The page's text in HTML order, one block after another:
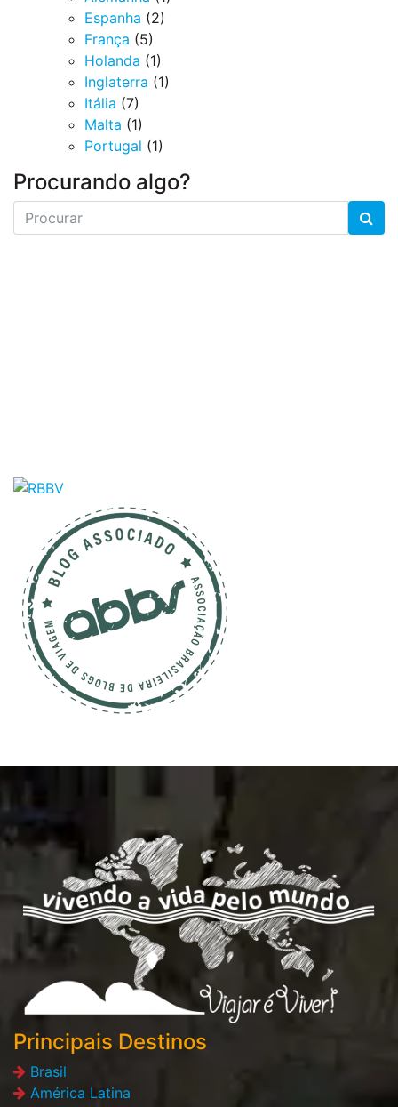
Espanha (2)
França (5)
Holanda (1)
Inglaterra (1)
Itália (7)
Malta (1)
Portugal (1)
Procurando algo?
Principais Destinos
Brasil
América Latina